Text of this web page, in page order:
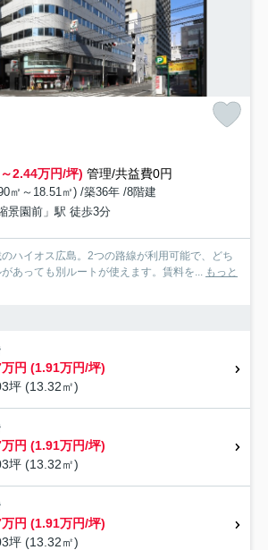
2.44万円/坪) 管理/共益費0円
㎡～18.51㎡) /築36年 /8階建
景園前」駅 徒歩3分
ハイオス広島。2つの路線が利用可能で、どち
あっても別ルートが使えます。賃料を... もっと
円 (1.91万円/坪)
坪 (13.32㎡)
円 (1.91万円/坪)
坪 (13.32㎡)
円 (1.91万円/坪)
坪 (13.32㎡)